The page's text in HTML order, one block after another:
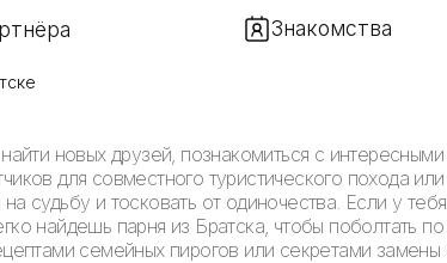
Знакомства
новых друзей, познакомиться с
для совместного туристического похода
и тосковать от одиночества. Если у
найдешь парня из Братска, чтобы поболтать
семейных пирогов или секретами замены